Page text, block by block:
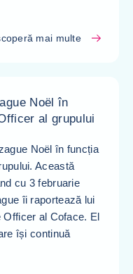
mai multe
Noël în
al grupului
Noël în funcția
Această
cu 3 februarie
îi raportează lui
al Coface. El
își continuă